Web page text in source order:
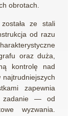
obrotach.
ze stali
od razu
oraz duża,
kontrolę nad
zapewnia
zadanie — od
wyzwania.